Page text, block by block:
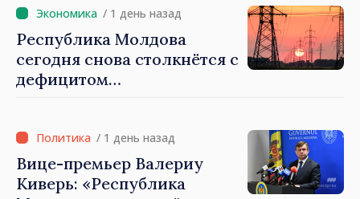
/ 1 день назад
Республика Молдова
сегодня снова столкнётся с
дефицитом
/ 1 день назад
Вице-премьер Валериу
Киверь: «Республика